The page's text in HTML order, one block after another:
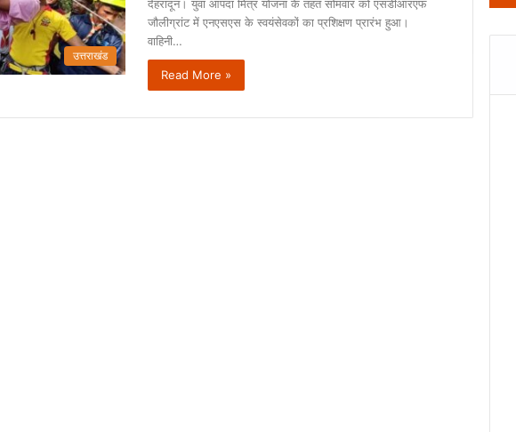
उत्तराखंड
देहरादून। युवा आपदा मित्र योजना के तहत सोमवार को एसडीआरएफ
जौलीग्रांट में एनएसएस के स्वयंसेवकों का प्रशिक्षण प्रारंभ हुआ।
वाहिनी…
Read More »